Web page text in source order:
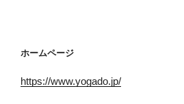
ホームページ
https://www.yogado.jp/